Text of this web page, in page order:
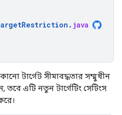
. java
টার্গেট সীমাবদ্ধতার সম্মুখীন
এটি নতুন টার্গেটিং সেটিংস